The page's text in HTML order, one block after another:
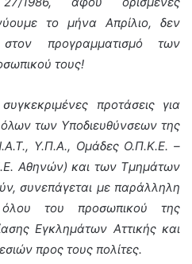
το μήνα Απρίλιο, δεν
προγραμματισμό των
τους!
προτάσεις για
των Υποδιευθύνσεων της
Υ.Π.Α., Ομάδες Ο.Π.Κ.Ε. –
Αθηνών) και των Τμημάτων
συνεπάγεται με παράλληλη
του προσωπικού της
Εγκλημάτων Αττικής και
προς τους πολίτες.